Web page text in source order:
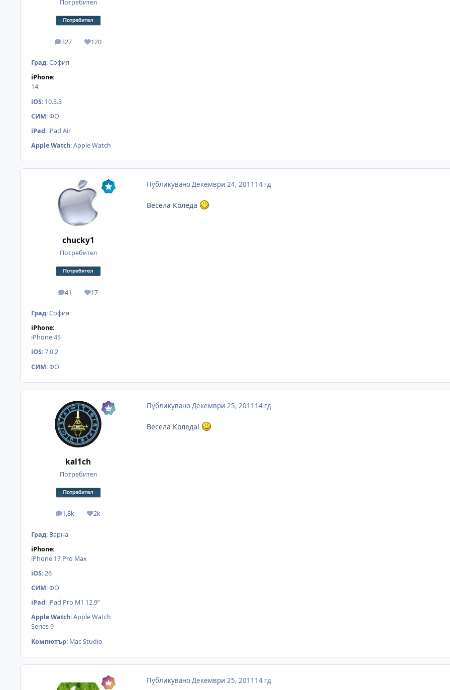
Потребител
327
мнения 120
Reputation
Град:София
iPhone:
14
iOS: 10.3.3
СИМ:ФО
iPad: iPad Air
Apple Watch:Apple Watch
chucky1
Потребител
41
мнения 17
Reputation
Град:София
iPhone:
iPhone 4S
iOS:7.0.2
СИМ:ФО
ПубликуваноДекември 24, 2011 14 гд
Весела Коледа
kal1ch
Потребител
1,8k
мнения 2k
Reputation
Град: Варна
iPhone:
iPhone 17 Pro Max
iOS:26
СИМ:ФО
iPad: iPad Pro M1 12.9”
Apple Watch:Apple Watch
Series 9
Компютър: Mac Studio
Публикувано Декември 25, 2011 14 гд
Весела Коледа!
Публикувано Декември 25, 2011 14 гд